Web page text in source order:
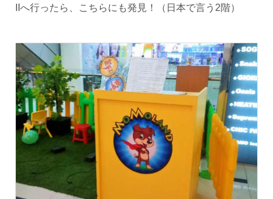
IIへ行ったら、こちらにも発見！（日本で言う2階）